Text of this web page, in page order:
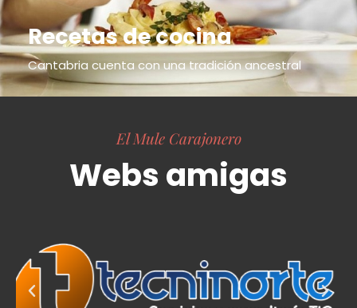
Recetas de cocina
Cantabria cuenta con una tradición ancestral
El Mule Carajonero
Webs amigas